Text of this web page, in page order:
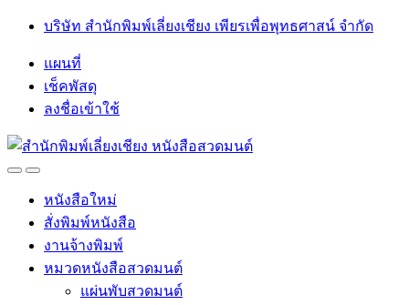
Skip
navigation
Skip
บริษัท สำนักพิมพ์เลี่ยงเชียง เพียรเพื่อพุทธศาสน์ จำกัด
แผนที่
เช็คพัสดุ
ลงชื่อเข้าใช้
OpenClose
หนังสือใหม่
สั่งพิมพ์หนังสือ
งานจ้างพิมพ์
หมวดหนังสือสวดมนต์
แผ่นพับสวดมนต์